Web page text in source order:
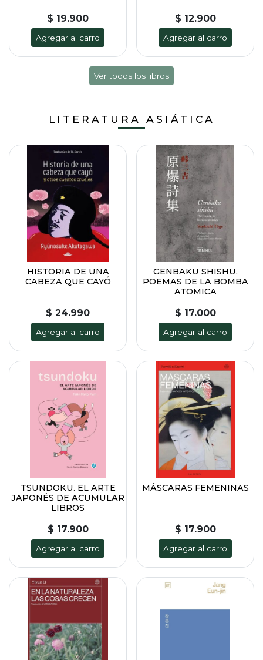
$ 19.900
Agregar al carro
$ 12.900
Agregar al carro
Ver todos los libros
LITERATURA ASIÁTICA
HISTORIA DE UNA
CABEZA QUE CAYÓ
$ 24.990
Agregar al carro
GENBAKU SHISHU.
POEMAS DE LA BOMBA
ATOMICA
$ 17.000
Agregar al carro
TSUNDOKU. EL ARTE
JAPONÉS DE ACUMULAR
LIBROS
$ 17.900
Agregar al carro
MÁSCARAS FEMENINAS
$ 17.900
Agregar al carro